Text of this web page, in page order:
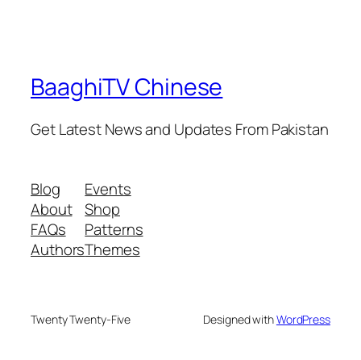
BaaghiTV Chinese
Get Latest News and Updates From Pakistan
Blog
About
FAQs
Authors
Events
Shop
Patterns
Themes
Twenty Twenty-Five Designed withWordPress